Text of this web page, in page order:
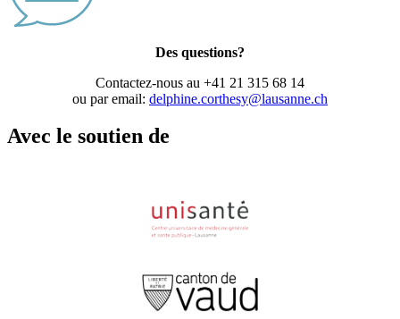
Des questions?
Contactez-nous au +41 21 315 68 14
ou par email: delphine.corthesy@lausanne.ch
Avec le soutien de